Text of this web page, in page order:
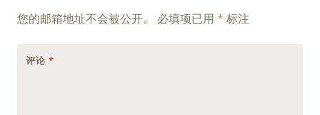
您的邮箱地址不会被公开。 必填项已用 * 标注
评论 *